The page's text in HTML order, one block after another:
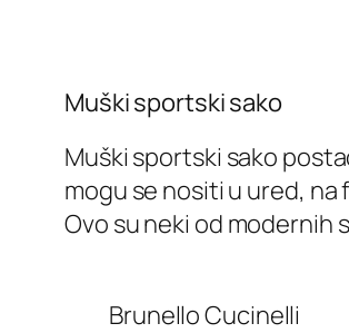
Muški sportski sako
Muški sportski sako
mogu se nositi u ured, na
Ovo su neki od modernih
Brunello Cucinelli